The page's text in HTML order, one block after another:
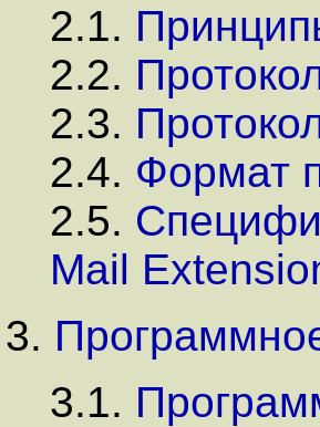
2.1.
2.2.
2.3.
2.4. Формат
2.5.
Mail
3.
3.1.